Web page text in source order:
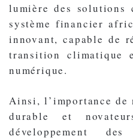
lumière des solutions
système financier
innovant, capable de
transition climatique
numérique.
Ainsi, l’importance de
durable et
développement